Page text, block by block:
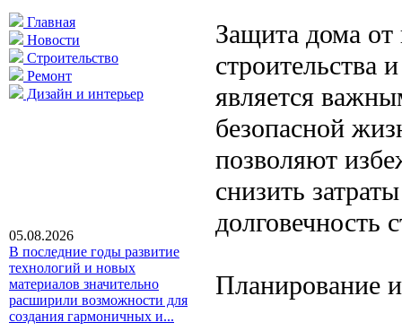
Главная
Новости
Строительство
Ремонт
Дизайн и интерьер
05.08.2026
В последние годы развитие
технологий и новых
материалов значительно
расширили возможности для
создания гармоничных и...
Защита дома от
является
безопасной
позволяют
снизить
долговечность
Планирование